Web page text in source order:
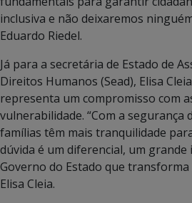
inclusiva e não deixaremos
Eduardo Riedel.
Já para a secretária de Estado de
Direitos Humanos (Sead), Elisa
representa um compromisso com
vulnerabilidade. “Com a segurança
famílias têm mais tranquilidade
dúvida é um diferencial, um
Governo do Estado que transforma
Elisa Cleia.